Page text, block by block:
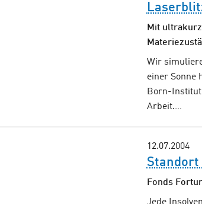
Mit
Wir
einer Sonne
Born-Institut
Arbeit.…
12.07.2004
Fonds